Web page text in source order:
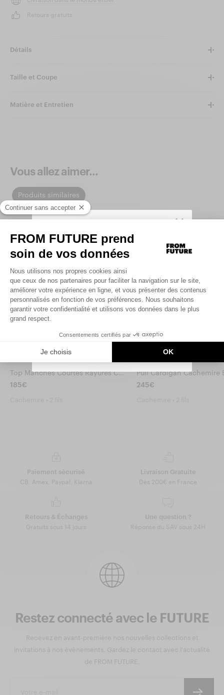
Retours gratuits
Détails
Taille et Coupe
Matière et Entretien
Vous allez aimer...
Produits similaires
Top Manches Courtes Rayures Cachemire Brossé
185€
Pull Cardigan Cachemire
245€
Paiement sécurisé
CB, Amex, Paypal, Klarna
Livraison Gratuite
Dès 200€ en France
Retours & Échanges
Gratuits sous 14 jours
Une question ?
Réponse du SAV sous 24H
Restez connecté avec le FUTURE
Recevez en avant-première nos nouvelles collections et
invitations à nos évènements. Gardez le contact avec l'actualité
de FROM FUTURE.
SIGN UP TO UNLOCK YOUR PERSONAL
CODE ANDGET 10% OFF YOUR FIRST
Saisir votre adresse e-mail